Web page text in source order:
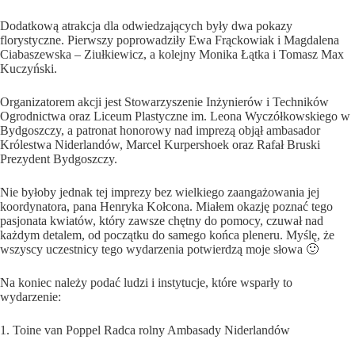
Dodatkową atrakcja dla odwiedzających były dwa pokazy
florystyczne. Pierwszy poprowadziły Ewa Frąckowiak i Magdalena
Ciabaszewska – Ziułkiewicz, a kolejny Monika Łątka i Tomasz Max
Kuczyński.
Organizatorem akcji jest Stowarzyszenie Inżynierów i Techników
Ogrodnictwa oraz Liceum Plastyczne im. Leona Wyczółkowskiego w
Bydgoszczy, a patronat honorowy nad imprezą objął ambasador
Królestwa Niderlandów, Marcel Kurpershoek oraz Rafał Bruski
Prezydent Bydgoszczy.
Nie byłoby jednak tej imprezy bez wielkiego zaangażowania jej
koordynatora, pana Henryka Kołcona. Miałem okazję poznać tego
pasjonata kwiatów, który zawsze chętny do pomocy, czuwał nad
każdym detalem, od początku do samego końca pleneru. Myślę, że
wszyscy uczestnicy tego wydarzenia potwierdzą moje słowa 🙂
Na koniec należy podać ludzi i instytucje, które wsparły to
wydarzenie:
1. Toine van Poppel Radca rolny Ambasady Niderlandów